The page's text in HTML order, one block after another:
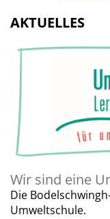
AKTUELLES
Wir sind eine
Die
Umweltschule.